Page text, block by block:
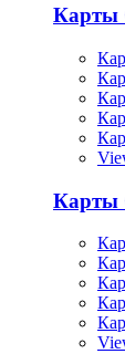
Карты
Карты